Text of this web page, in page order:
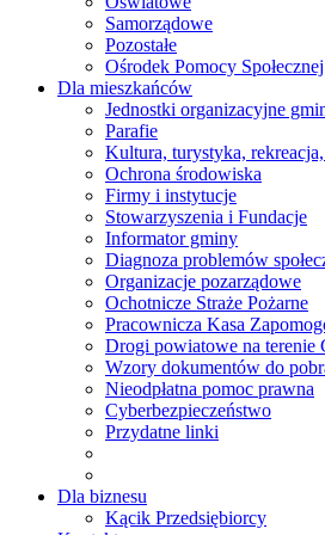
Samorządowe
Pozostałe
Ośrodek Pomocy Społecznej
Dla mieszkańców
Jednostki organizacyjne
Parafie
Kultura, turystyka,
Ochrona środowiska
Firmy i instytucje
Stowarzyszenia i Fundacje
Informator gminy
Diagnoza problemów
Organizacje pozarządowe
Ochotnicze Straże Pożarne
Pracownicza Kasa
Drogi powiatowe na terenie
Wzory dokumentów do
Nieodpłatna pomoc prawna
Cyberbezpieczeństwo
Przydatne linki
Dla biznesu
Kącik Przedsiębiorcy